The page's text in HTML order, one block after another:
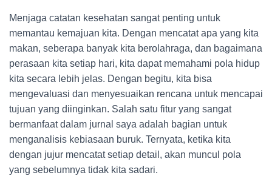
Menjaga catatan kesehatan sangat penting untuk
memantau kemajuan kita. Dengan mencatat apa yang kita
makan, seberapa banyak kita berolahraga, dan bagaimana
perasaan kita setiap hari, kita dapat memahami pola hidup
kita secara lebih jelas. Dengan begitu, kita bisa
mengevaluasi dan menyesuaikan rencana untuk mencapai
tujuan yang diinginkan. Salah satu fitur yang sangat
bermanfaat dalam jurnal saya adalah bagian untuk
menganalisis kebiasaan buruk. Ternyata, ketika kita
dengan jujur mencatat setiap detail, akan muncul pola
yang sebelumnya tidak kita sadari.